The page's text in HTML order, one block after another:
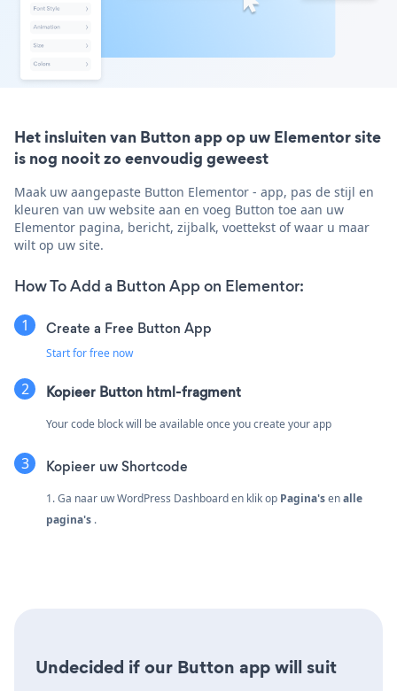
Het insluiten van Button app op uw Elementor site
is nog nooit zo eenvoudig geweest
Maak uw aangepaste Button Elementor - app, pas de stijl en
kleuren van uw website aan en voeg Button toe aan uw
Elementor pagina, bericht, zijbalk, voettekst of waar u maar
wilt op uw site.
How To Add a Button App on Elementor:
Create a Free Button App
Start for free now
Kopieer Button html-fragment
Your code block will be available once you create your app
Kopieer uw Shortcode
1. Ga naar uw WordPress Dashboard en klik op Pagina'senalle
pagina's .
Undecided if our Button app will suit